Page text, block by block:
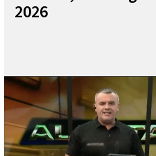
2026